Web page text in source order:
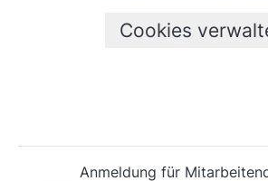
Cookies
Anmeldung für